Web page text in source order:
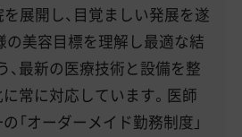
ビュー
立ち記事
展開し、目覚ましい発展を遂
の美容目標を理解し最適な結
、最新の医療技術と設備を整
に常に対応しています。医師
「オーダーメイド勤務制度」